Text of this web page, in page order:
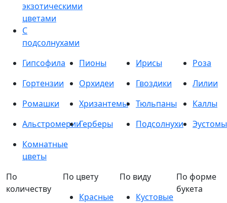
экзотическими
цветами
С
подсолнухами
Гипсофила
Пионы Ирисы
Роза
Гортензии
Орхидеи Гвоздики
Лилии
Ромашки
Хризантемы Тюльпаны
Каллы
АльстромерииГерберы Подсолнухи
Эустомы
Комнатные
цветы
По
количеству
По цвету
Красные
По виду
Кустовые
По форме
букета